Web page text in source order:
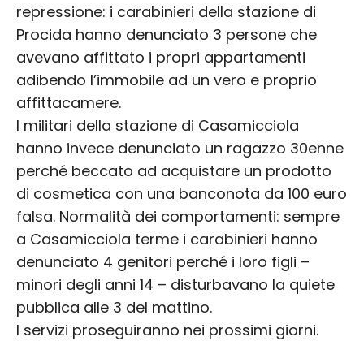
repressione: i carabinieri della stazione di
Procida hanno denunciato 3 persone che
avevano affittato i propri appartamenti
adibendo l’immobile ad un vero e proprio
affittacamere.
I militari della stazione di Casamicciola
hanno invece denunciato un ragazzo 30enne
perché beccato ad acquistare un prodotto
di cosmetica con una banconota da 100 euro
falsa. Normalità dei comportamenti: sempre
a Casamicciola terme i carabinieri hanno
denunciato 4 genitori perché i loro figli –
minori degli anni 14 – disturbavano la quiete
pubblica alle 3 del mattino.
I servizi proseguiranno nei prossimi giorni.